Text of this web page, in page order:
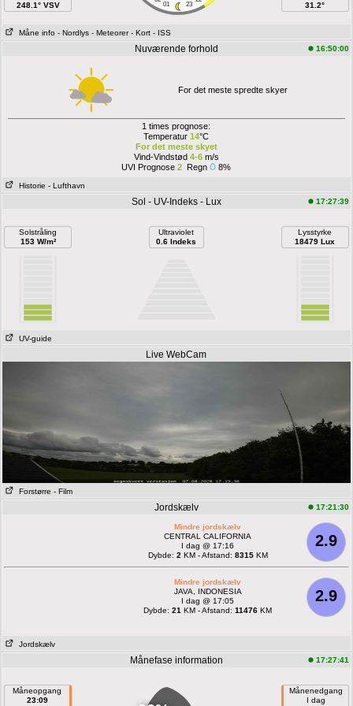
248.1° VSV
01 23
31.2°
Måne info - Nordlys - Meteorer - Kort - ISS
Nuværende forhold 16:50:00
For det meste spredte skyer
1 times prognose:
Temperatur14°C
For det meste skyet
Vind-Vindstød 4-6m/s
UVI Prognose2 Regn 8%
Historie - Lufthavn
Sol - UV-Indeks - Lux 17:27:39
Solstråling
153 W/m²
Ultraviolet
0.6 Indeks
Lysstyrke
18479 Lux
UV-guide
Live WebCam
Forstørre - Film
Jordskælv 17:21:30
2.9
Mindre jordskælv
CENTRAL CALIFORNIA
I dag @ 17:16
Dybde: 2 KM - Afstand: 8315KM
2.9
Mindre jordskælv
JAVA, INDONESIA
I dag @ 17:05
Dybde:21 KM - Afstand:11476 KM
Jordskælv
Månefase information 17:27:41
Måneopgang
23:09
Månenedgang
I dag